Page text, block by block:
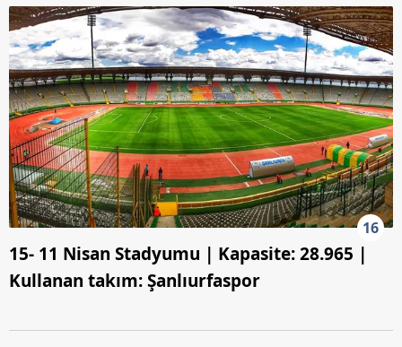
16
15- 11 Nisan Stadyumu | Kapasite: 28.965 |
Kullanan takım: Şanlıurfaspor